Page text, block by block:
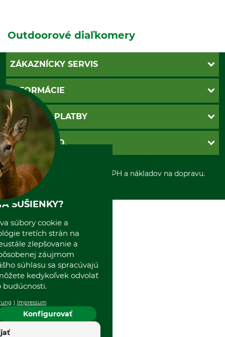
Outdoorové diaľkomery
ZÁKAZNÍCKY SERVIS
Kontakt
Katalógy
Newsletter
Nastavenia súborov cookie
INFORMÁCIE
Povinné údaje
Obchodné podmienky
Ochrana osobnych udajov
Otváracie hodiny
Zrušenie objednávky
SPÔSOBY PLATBY
Dobierka
Platba vopred
Sepa-inkaso
Osobný odber
GRUBE S.R.O.
O nás
Predajňa
Kolektív GRUBE
Naše pobočky v Európe
*Všetky ceny sú vrátane DPH a nákladov na dopravu.
SUŠIENKY?
súbory cookie a
tretích strán na
zlepšovanie a
záujmom
súhlasu sa spracúvajú
kedykoľvek odvolať
budúcnosti.
Impressum
Konfigurovať